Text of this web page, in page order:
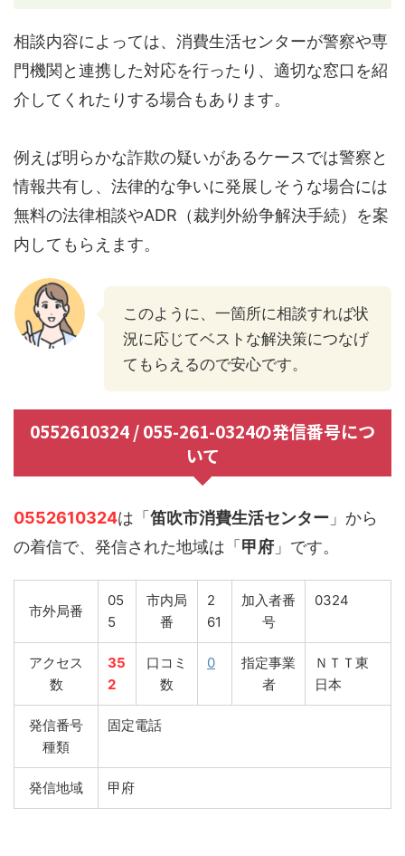
相談内容によっては、消費生活センターが警察や専
門機関と連携した対応を行ったり、適切な窓口を紹
介してくれたりする場合もあります。
例えば明らかな詐欺の疑いがあるケースでは警察と
情報共有し、法律的な争いに発展しそうな場合には
無料の法律相談やADR（裁判外紛争解決手続）を案
内してもらえます。
このように、一箇所に相談すれば状
況に応じてベストな解決策につなげ
てもらえるので安心です。
0552610324 / 055-261-0324の発信番号につ
いて
0552610324は「 笛吹市消費生活センター 」から
の着信で、発信された地域は「 甲府 」です。
市外局番
05
5
市内局
番
2
61
加入者番
号
0324
アクセス
数
35
2
口コミ
数
0
指定事業
者
ＮＴＴ東
日本
発信番号
種類
固定電話
発信地域 甲府